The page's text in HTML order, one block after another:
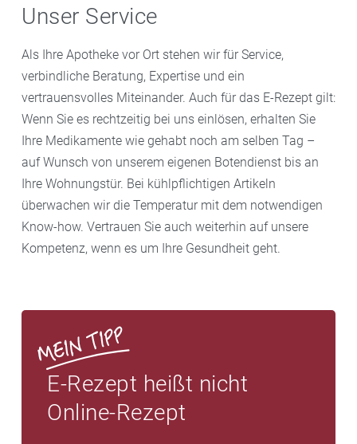
Unser Service
Als Ihre Apotheke vor Ort stehen wir für Service,
verbindliche Beratung, Expertise und ein
vertrauensvolles Miteinander. Auch für das E-Rezept gilt:
Wenn Sie es rechtzeitig bei uns einlösen, erhalten Sie
Ihre Medikamente wie gehabt noch am selben Tag –
auf Wunsch von unserem eigenen Botendienst bis an
Ihre Wohnungstür. Bei kühlpflichtigen Artikeln
überwachen wir die Temperatur mit dem notwendigen
Know-how. Vertrauen Sie auch weiterhin auf unsere
Kompetenz, wenn es um Ihre Gesundheit geht.
E-Rezept heißt nicht
Online-Rezept